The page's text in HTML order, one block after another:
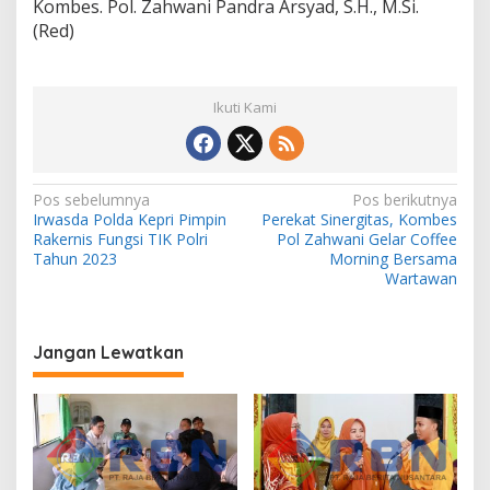
Kombes. Pol. Zahwani Pandra Arsyad, S.H., M.Si.
(Red)
Ikuti Kami
N
a
v
a
s
i
p
o
Pos sebelumnya
Irwasda Polda Kepri Pimpin
Rakernis Fungsi TIK Polri
Tahun 2023
Pos berikutnya
Perekat Sinergitas, Kombes
Pol Zahwani Gelar Coffee
Morning Bersama
Wartawan
Jangan Lewatkan